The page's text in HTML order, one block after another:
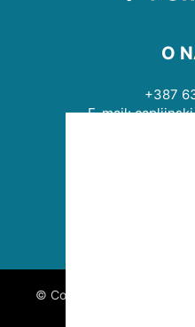
O
+387
E-mail:
© Copyright © 2009 -